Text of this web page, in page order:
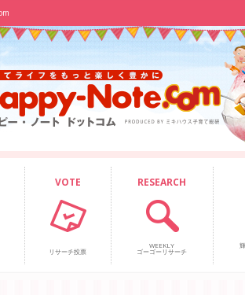
VOTE
リサーチ投票
RESEARCH
WEEKLY
ゴーゴーリサーチ